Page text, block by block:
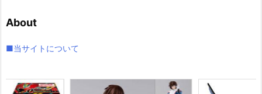
ブ
About
■当サイトについて